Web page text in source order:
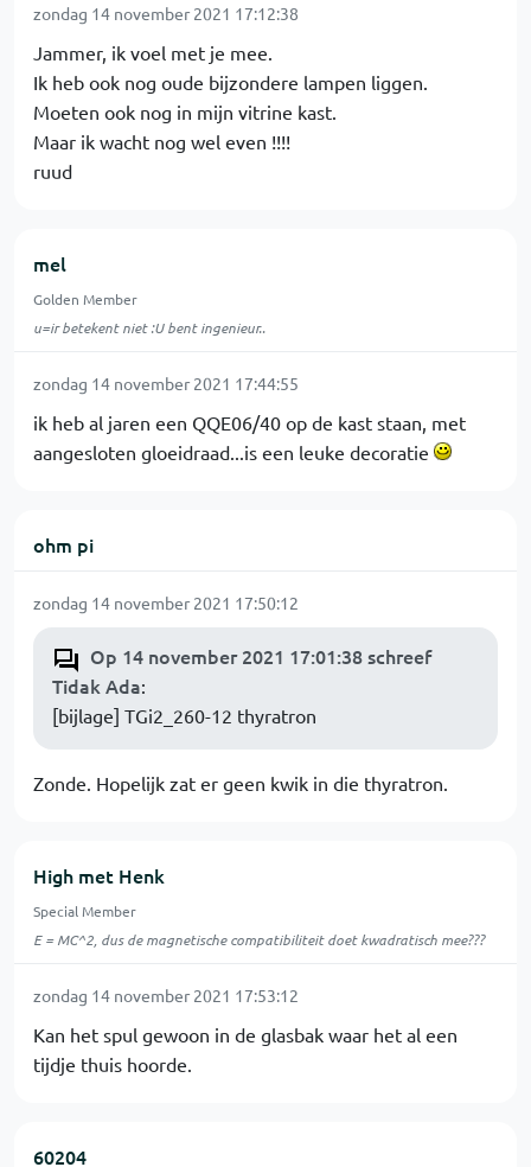
zondag 14 november 2021 17:12:38
Jammer, ik voel met je mee.
Ik heb ook nog oude bijzondere lampen liggen.
Moeten ook nog in mijn vitrine kast.
Maar ik wacht nog wel even !!!!
ruud
mel
Golden Member
u=ir betekent niet :U bent ingenieur..
zondag 14 november 2021 17:44:55
ik heb al jaren een QQE06/40 op de kast staan, met
aangesloten gloeidraad...is een leuke decoratie
ohm pi
zondag 14 november 2021 17:50:12
Op 14 november 2021 17:01:38 schreef
Tidak Ada:
[bijlage] TGi2_260-12 thyratron
Zonde. Hopelijk zat er geen kwik in die thyratron.
High met Henk
Special Member
E = MC^2, dus de magnetische compatibiliteit doet kwadratisch mee???
zondag 14 november 2021 17:53:12
Kan het spul gewoon in de glasbak waar het al een
tijdje thuis hoorde.
60204